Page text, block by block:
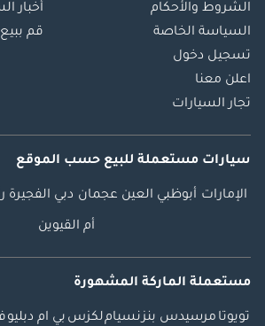
الشروط والأحكام
السياسة الخاصة
تسجيل دخول
اعلن معنا
تجار السيارات
أخبار
قم
سيارات مستعملة للبيع حسب الموقع
الإمارات أبوظبي العين عجمان دبي الفجيرة
أم القيوين
مستعملة الماركة المشهورة
تويوتا مرسيدس بنزنسياملكزس بي ام دبليو